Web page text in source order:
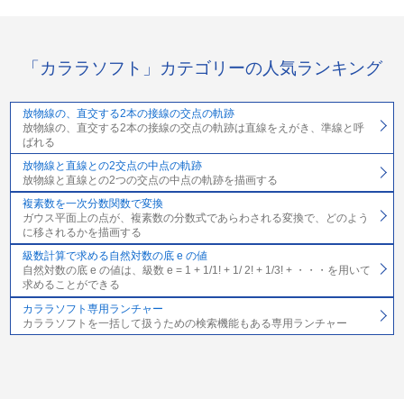
「カララソフト」カテゴリーの人気ランキング
放物線の、直交する2本の接線の交点の軌跡
放物線の、直交する2本の接線の交点の軌跡は直線をえがき、準線と呼
ばれる
放物線と直線との2交点の中点の軌跡
放物線と直線との2つの交点の中点の軌跡を描画する
複素数を一次分数関数で変換
ガウス平面上の点が、複素数の分数式であらわされる変換で、どのよう
に移されるかを描画する
級数計算で求める自然対数の底 e の値
自然対数の底 e の値は、級数 e = 1 + 1/1! + 1/ 2! + 1/3! + ・・・を用いて
求めることができる
カララソフト専用ランチャー
カララソフトを一括して扱うための検索機能もある専用ランチャー